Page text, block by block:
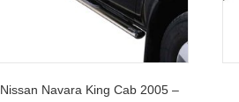
Nissan Navara King Cab 2005 –